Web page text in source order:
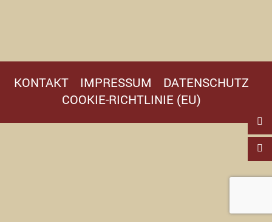
KONTAKT IMPRESSUM
DATENSCHUTZ
COOKIE-RICHTLINIE (EU)